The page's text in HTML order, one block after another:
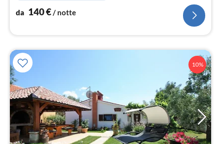
da 140€/ notte
10%